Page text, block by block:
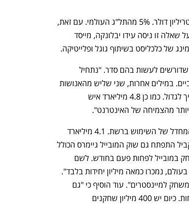
מהצמיחה של האינטרנט".